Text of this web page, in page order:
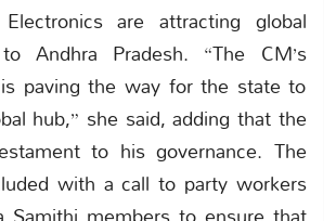
are attracting global
Andhra Pradesh. “The CM’s
is paving the way for the state to
hub,” she said, adding that the
to his governance. The
with a call to party workers